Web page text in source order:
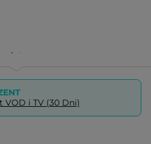
VOD i TV (30 Dni)